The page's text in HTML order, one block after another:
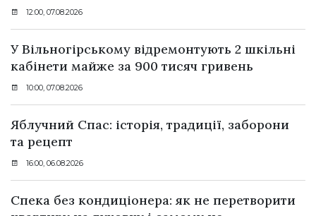
12:00, 07.08.2026
У Вільногірському відремонтують 2 шкільні
кабінети майже за 900 тисяч гривень
10:00, 07.08.2026
Яблучний Спас: історія, традиції, заборони
та рецепт
16:00, 06.08.2026
Спека без кондиціонера: як не перетворити